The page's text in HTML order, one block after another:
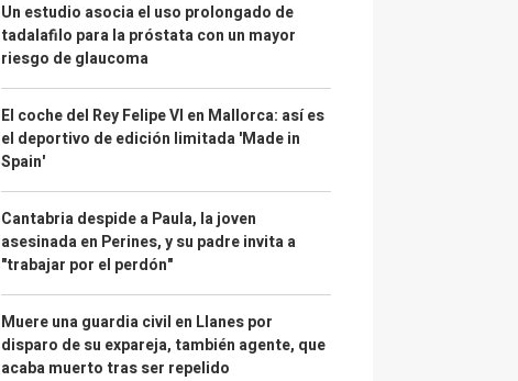
Un estudio asocia el uso prolongado de
tadalafilo para la próstata con un mayor
riesgo de glaucoma
El coche del Rey Felipe VI en Mallorca: así es
el deportivo de edición limitada 'Made in
Spain'
Cantabria despide a Paula, la joven
asesinada en Perines, y su padre invita a
"trabajar por el perdón"
Muere una guardia civil en Llanes por
disparo de su expareja, también agente, que
acaba muerto tras ser repelido